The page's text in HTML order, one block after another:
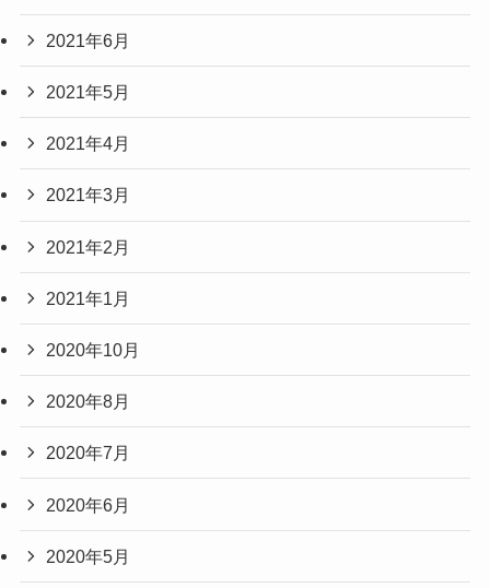
2021年6月
2021年5月
2021年4月
2021年3月
2021年2月
2021年1月
2020年10月
2020年8月
2020年7月
2020年6月
2020年5月